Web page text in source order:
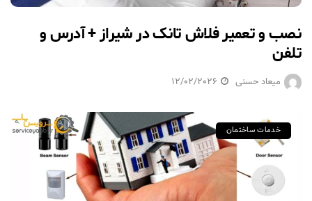
نصب و تعمیر فلاش تانک در شیراز + آدرس و
تلفن
میعاد حسنی 12/02/2026
خدمات ساختمان